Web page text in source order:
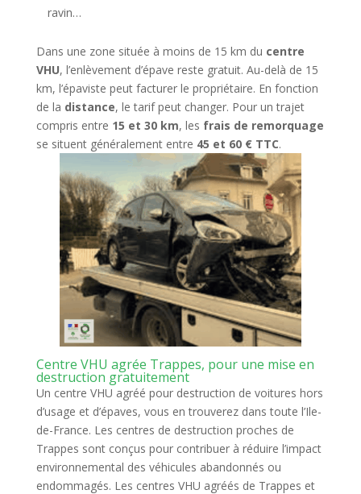
ravin…
Dans une zone située à moins de 15 km du centre
VHU, l’enlèvement d’épave reste gratuit. Au-delà de 15
km, l’épaviste peut facturer le propriétaire. En fonction
de la distance, le tarif peut changer. Pour un trajet
compris entre 15 et 30 km, les frais de remorquage
se situent généralement entre 45 et 60 € TTC.
Centre VHU agrée Trappes, pour une mise en
destruction gratuitement
Un centre VHU agréé pour destruction de voitures hors
d’usage et d’épaves, vous en trouverez dans toute l’Ile-
de-France. Les centres de destruction proches de
Trappes sont conçus pour contribuer à réduire l’impact
environnemental des véhicules abandonnés ou
endommagés. Les centres VHU agréés de Trappes et